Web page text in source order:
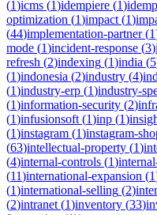
(1)icms (1)idempiere (1)
optimization (1)impact (1)
(44)implementation-partner(1
mode (1)incident-response (3)
refresh (2)indexing (1)india (5
(1)indonesia (2)industry (4)
(1)industry-erp (1)industry-
(1)information-security (2)
(1)infusionsoft (1)inp (1)
(1)instagram (1)instagram-
(63)intellectual-property (1)
(4)internal-controls (1)
(11)international-expansion (1
(1)international-selling (2)
(2)intranet (1)inventory (33)